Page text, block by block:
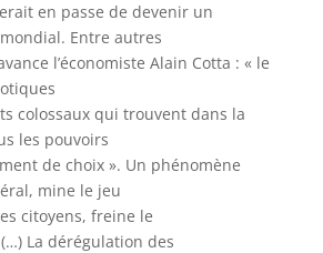
en passe de devenir un
Entre autres
l’économiste Alain Cotta : « le
colossaux qui trouvent dans la
les pouvoirs
de choix ». Un phénomène
mine le jeu
citoyens, freine le
La dérégulation des